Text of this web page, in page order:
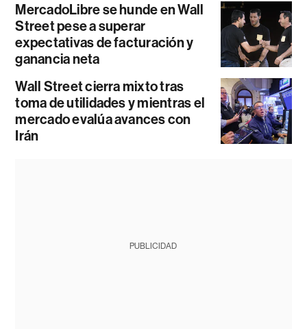
MercadoLibre se hunde en Wall
Street pese a superar
expectativas de facturación y
ganancia neta
Wall Street cierra mixto tras
toma de utilidades y mientras el
mercado evalúa avances con
Irán
PUBLICIDAD